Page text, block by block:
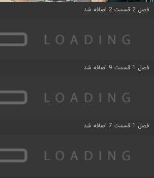
فصل 2 قسمت 2 اضافه شد
فصل 1 قسمت 9 اضافه شد
فصل 1 قسمت 7 اضافه شد